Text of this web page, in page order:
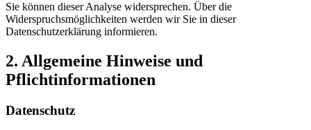
Sie können dieser Analyse widersprechen. Über die
Widerspruchsmöglichkeiten werden wir Sie in dieser
Datenschutzerklärung informieren.
2. Allgemeine Hinweise und
Pflichtinformationen
Datenschutz